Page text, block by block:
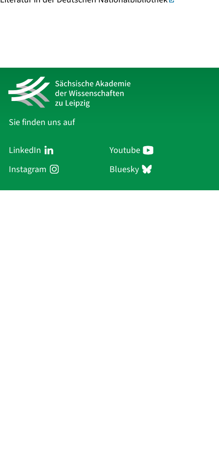
Sie finden uns auf
LinkedIn
Youtube
Instagram
Bluesky